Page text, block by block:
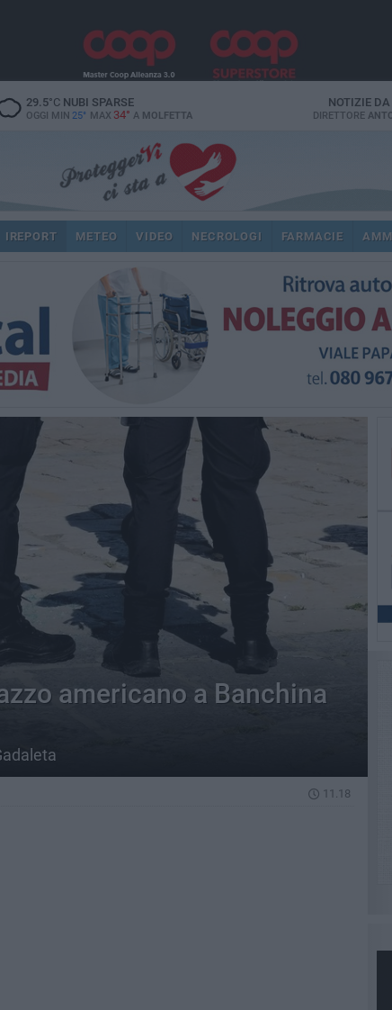
29.5°CNUBI SPARSE
OGGI MIN 25° MAX 34° A MOLFETTA
NOTIZIE DA
DIRETTORE
IREPORT METEO VIDEO NECROLOGI FARMACIE
americano a Banchina
11.18